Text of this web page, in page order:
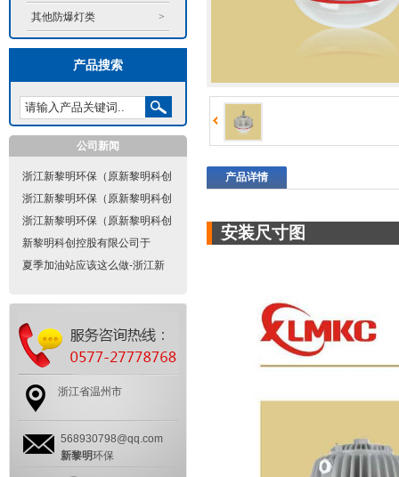
其他防爆灯类 >
产品搜索
公司新闻
浙江新黎明环保（原新黎明科创
控股有限公司）隔爆型电气设备
的设计、制造要点是什么？
浙江新黎明环保（原新黎明科创
控股有限公司）防爆电气的防爆
标志是怎样的？
浙江新黎明环保（原新黎明科创
控股有限公司）防爆配电箱隔爆
型的设计是怎样的？
新黎明科创控股有限公司于
2021年10月11日经永嘉县市场
夏季加油站应该这么做-浙江新
浙江省温州市
568930798@qq.com
新黎明环保
产品详情
安装尺寸图